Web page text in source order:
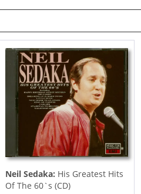
Neil Sedaka: His Greatest Hits
Of The 60`s (CD)